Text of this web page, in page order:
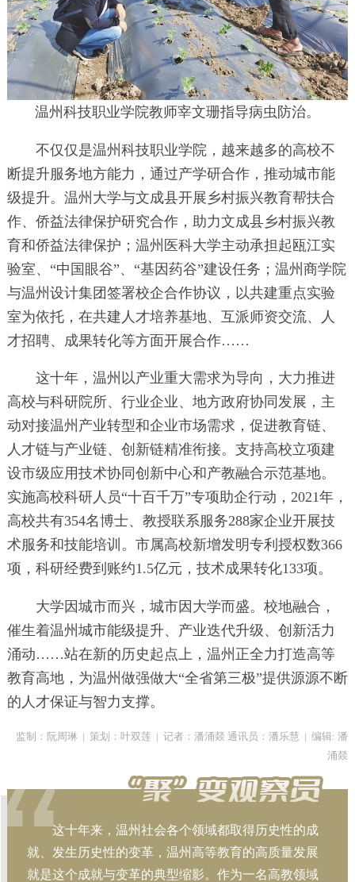
温州科技职业学院教师宰文珊指导病虫防治。
不仅仅是温州科技职业学院，越来越多的高校不
断提升服务地方能力，通过产学研合作，推动城市能
级提升。温州大学与文成县开展乡村振兴教育帮扶合
作、侨益法律保护研究合作，助力文成县乡村振兴教
育和侨益法律保护；温州医科大学主动承担起瓯江实
验室、“中国眼谷”、“基因药谷”建设任务；温州商学院
与温州设计集团签署校企合作协议，以共建重点实验
室为依托，在共建人才培养基地、互派师资交流、人
才招聘、成果转化等方面开展合作……
这十年，温州以产业重大需求为导向，大力推进
高校与科研院所、行业企业、地方政府协同发展，主
动对接温州产业转型和企业市场需求，促进教育链、
人才链与产业链、创新链精准衔接。支持高校立项建
设市级应用技术协同创新中心和产教融合示范基地。
实施高校科研人员“十百千万”专项助企行动，2021年，
高校共有354名博士、教授联系服务288家企业开展技
术服务和技能培训。市属高校新增发明专利授权数366
项，科研经费到账约1.5亿元，技术成果转化133项。
大学因城市而兴，城市因大学而盛。校地融合，
催生着温州城市能级提升、产业迭代升级、创新活力
涌动……站在新的历史起点上，温州正全力打造高等
教育高地，为温州做强做大“全省第三极”提供源源不断
的人才保证与智力支撑。
监制：阮周琳 策划：叶双莲 记者：潘涌燚 通讯员：潘乐慧
编辑: 潘
涌燚
这十年来，温州社会各个领域都取得历史性的成
就、发生历史性的变革，温州高等教育的高质量发展
就是这个成就与变革的典型缩影。作为一名高教领域